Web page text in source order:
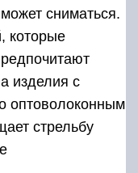
сниматься.
которые
изделия с
оптоволоконным
стрельбу